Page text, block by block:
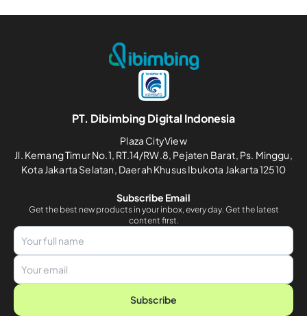
PT. Dibimbing Digital Indonesia
Plaza CityView
Jl. Kemang Timur No.1, RT.14/RW.8, Pejaten Barat, Ps. Minggu,
Kota Jakarta Selatan, Daerah Khusus Ibukota Jakarta 12510
Subscribe Email
Get the best new products in your inbox, every day. Get the latest
content first.
Subscribe